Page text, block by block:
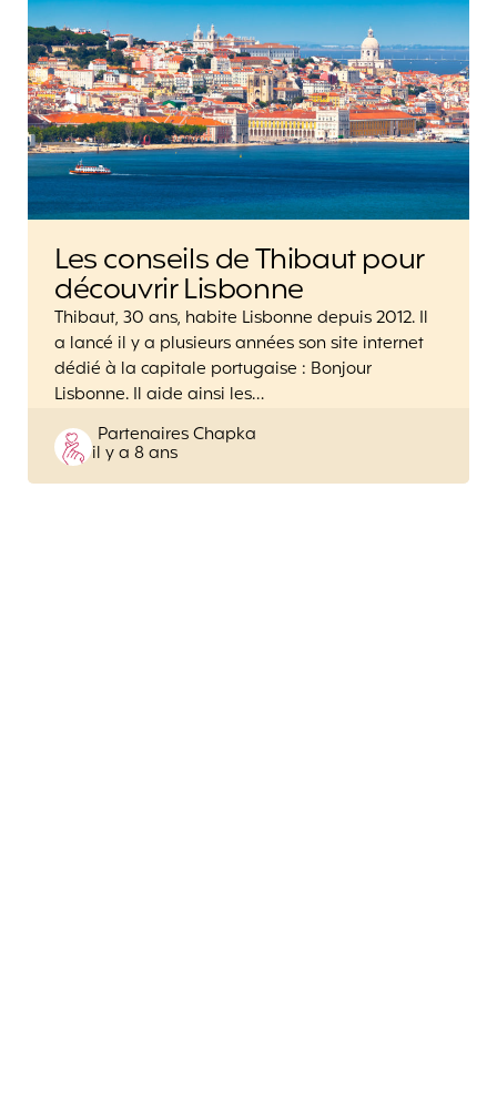
Les conseils de Thibaut pour
découvrir Lisbonne
Thibaut, 30 ans, habite Lisbonne depuis 2012. Il
a lancé il y a plusieurs années son site internet
dédié à la capitale portugaise : Bonjour
Lisbonne. Il aide ainsi les…
Posted
by
Partenaires Chapka
il y a 8 ans